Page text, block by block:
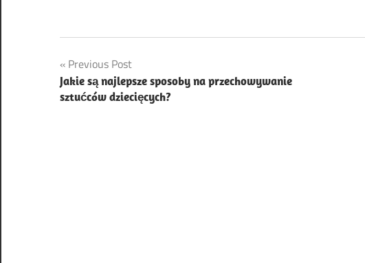
Nawigacja
wpisu
Previous Post
Jakie są najlepsze sposoby na przechowywanie
sztućców dziecięcych?